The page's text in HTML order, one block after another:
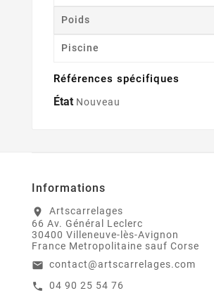
Poids
Piscine
Références spécifiques
État Nouveau
Informations
location_on
Artscarrelages
66 Av. Général Leclerc
30400 Villeneuve-lès-Avignon
France Metropolitaine sauf Corse
email contact@artscarrelages.com
call 04 90 25 54 76